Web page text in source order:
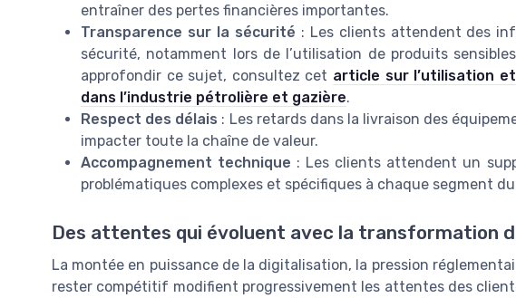
entraîner des pertes financières importantes.
Transparence sur la sécurité : Les clients attendent des
sécurité, notamment lors de l’utilisation de produits
approfondir ce sujet, consultez cet article sur l’utilisation
dans l’industrie pétrolière et gazière.
Respect des délais : Les retards dans la livraison des
impacter toute la chaîne de valeur.
Accompagnement technique : Les clients attendent un
problématiques complexes et spécifiques à chaque segment
Des attentes qui évoluent avec la transformation
La montée en puissance de la digitalisation, la pression
rester compétitif modifient progressivement les attentes des